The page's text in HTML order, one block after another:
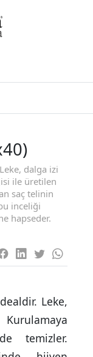
dalga izi
ile üretilen
saç telinin
inceliği
hapseder.
Leke,
temizler.